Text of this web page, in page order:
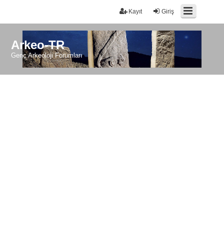
Giriş
Kayıt
Arkeo-TR
Genç Arkeoloji Forumları